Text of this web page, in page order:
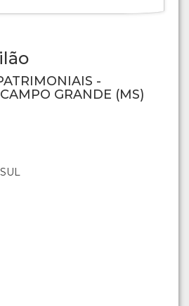
-
GRANDE (MS)